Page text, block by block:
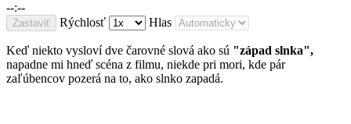
--:--
Zastaviť Rýchlosť Hlas
Keď niekto vysloví dve čarovné slová ako sú "západ slnka",
napadne mi hneď scéna z filmu, niekde pri mori, kde pár
zaľúbencov pozerá na to, ako slnko zapadá.